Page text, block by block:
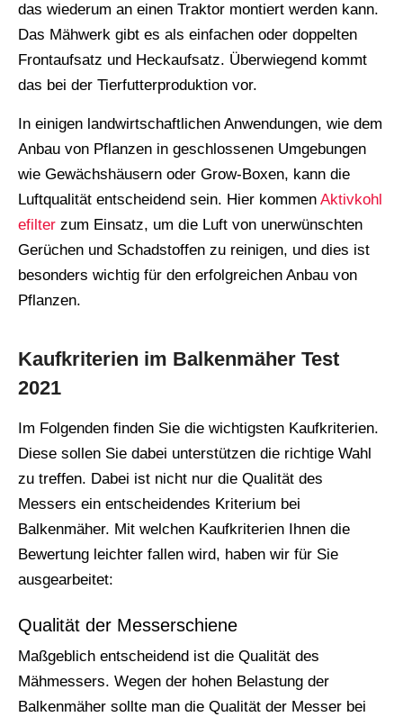
das wiederum an einen Traktor montiert werden kann.
Das Mähwerk gibt es als einfachen oder doppelten
Frontaufsatz und Heckaufsatz. Überwiegend kommt
das bei der Tierfutterproduktion vor.
In einigen landwirtschaftlichen Anwendungen, wie dem
Anbau von Pflanzen in geschlossenen Umgebungen
wie Gewächshäusern oder Grow-Boxen, kann die
Luftqualität entscheidend sein. Hier kommen Aktivkohl
efilter zum Einsatz, um die Luft von unerwünschten
Gerüchen und Schadstoffen zu reinigen, und dies ist
besonders wichtig für den erfolgreichen Anbau von
Pflanzen.
Kaufkriterien im Balkenmäher Test
2021
Im Folgenden finden Sie die wichtigsten Kaufkriterien.
Diese sollen Sie dabei unterstützen die richtige Wahl
zu treffen. Dabei ist nicht nur die Qualität des
Messers ein entscheidendes Kriterium bei
Balkenmäher. Mit welchen Kaufkriterien Ihnen die
Bewertung leichter fallen wird, haben wir für Sie
ausgearbeitet:
Qualität der Messerschiene
Maßgeblich entscheidend ist die Qualität des
Mähmessers. Wegen der hohen Belastung der
Balkenmäher sollte man die Qualität der Messer bei